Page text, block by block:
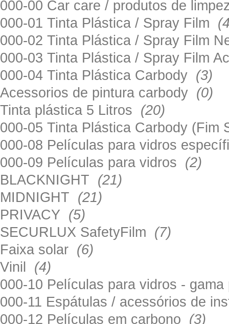
000-00 Car care / produtos de
000-01 Tinta Plástica / Spray Film
000-02 Tinta Plástica / Spray Film
000-03 Tinta Plástica / Spray Film
000-04 Tinta Plástica Carbody (3)
Acessorios de pintura carbody (0)
Tinta plástica 5 Litros (20)
000-05 Tinta Plástica Carbody
000-08 Películas para vidros
000-09 Películas para vidros (2)
BLACKNIGHT (21)
MIDNIGHT (21)
PRIVACY (5)
SECURLUX SafetyFilm (7)
Faixa solar (6)
Vinil (4)
000-10 Películas para vidros -
000-11 Espátulas / acessórios de
000-12 Películas em carbono (3)